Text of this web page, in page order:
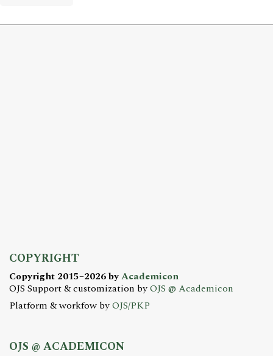
COPYRIGHT
Copyright 2015–2026 byAcademicon
OJS Support & customization byOJS @ Academicon
Platform & workfow byOJS/PKP
OJS @ ACADEMICON